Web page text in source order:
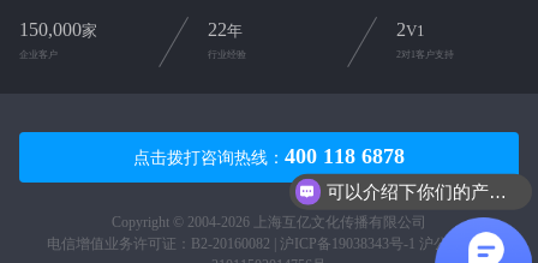
150,000家
企业客户
22年
行业经验
2V1
2对1客户支持
点击拨打咨询热线： 400 118 6878
Copyright © 2004-2026 上海互亿文化传播有限公司
电信增值业务许可证：B2-20160082 | 沪ICP备19038343号-1 沪公网安备
可以介绍下你们的产品么？